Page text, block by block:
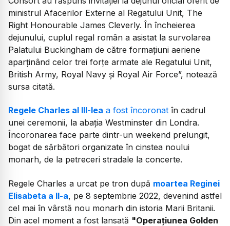
ministrul Afacerilor Externe al Regatului Unit, The
Right Honourable James Cleverly. În încheierea
dejunului, cuplul regal român a asistat la survolarea
Palatului Buckingham de către formațiuni aeriene
aparținând celor trei forțe armate ale Regatului Unit,
British Army, Royal Navy și Royal Air Force”, notează
sursa citată.
Regele Charles al III-lea a fost încoronat în cadrul
unei ceremonii, la abaţia Westminster din Londra.
Încoronarea face parte dintr-un weekend prelungit,
bogat de sărbători organizate în cinstea noului
monarh, de la petreceri stradale la concerte.
Regele Charles a urcat pe tron după moartea Reginei
Elisabeta a II-a, pe 8 septembrie 2022, devenind astfel
cel mai în vârstă nou monarh din istoria Marii Britanii.
Din acel moment a fost lansată "Operaţiunea Golden